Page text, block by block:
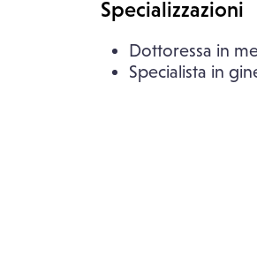
Specializzazioni
Dottoressa in
Specialista in